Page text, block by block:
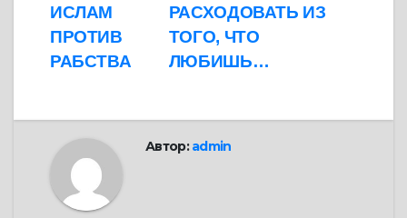
Навигация
по
РАСХОДОВАТЬ ИЗ
ТОГО, ЧТО
ЛЮБИШЬ…
ИСЛАМ
ПРОТИВ
РАБСТВА
Автор:admin